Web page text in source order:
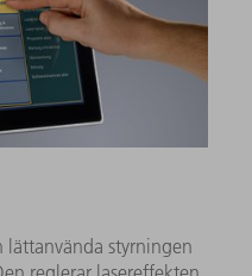
lättanvända styrningen